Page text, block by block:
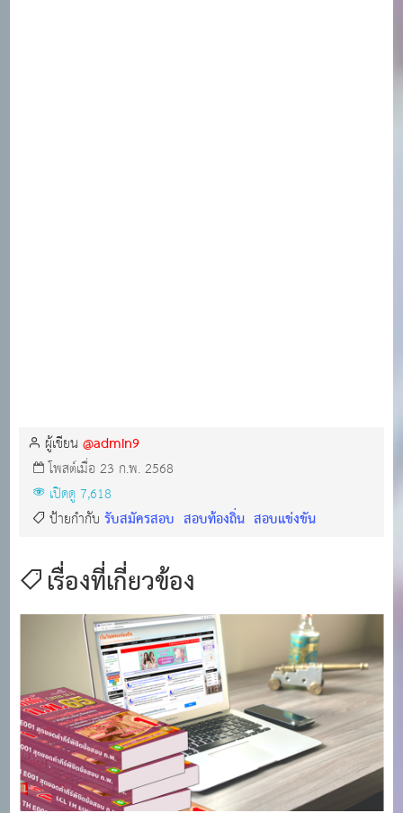
ผู้เขียน@admin9
โพสต์เมื่อ 23 ก.พ. 2568
เปิดดู 7,618
ป้ายกำกับรับสมัครสอบ สอบท้องถิ่น สอบแข่งขัน
เรื่องที่เกี่ยวข้อง